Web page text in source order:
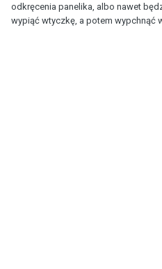
odkręcenia panelika, albo nawet
wypiąć wtyczkę, a potem wypchnąć